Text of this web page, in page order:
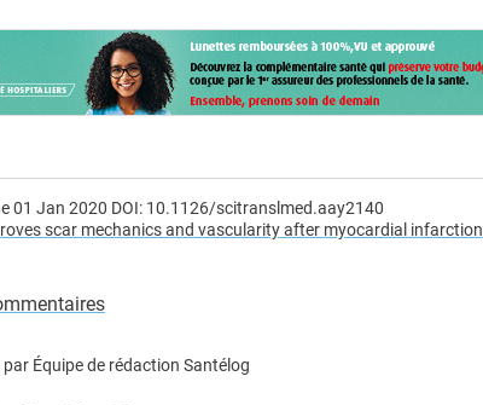
01 Jan 2020 DOI: 10.1126/scitranslmed.aay2140
scar mechanics and vascularity after myocardial infarction
par Équipe de rédaction Santélog